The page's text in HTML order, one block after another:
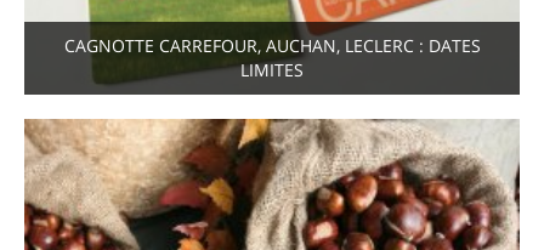
CAGNOTTE CARREFOUR, AUCHAN, LECLERC : DATES
LIMITES